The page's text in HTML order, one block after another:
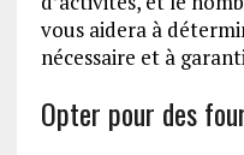
vous aidera à
nécessaire et à
Opter pour des